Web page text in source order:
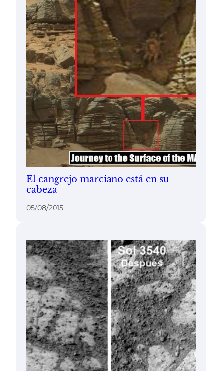
El cangrejo marciano está en su
cabeza
05/08/2015